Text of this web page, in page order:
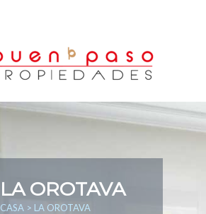
LA OROTAVA
CASA > LA OROTAVA